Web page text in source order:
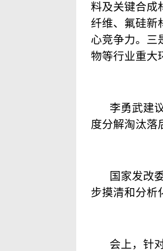
料及关键合成
纤维、氟硅新
心竞争力。三
物等行业重大
李勇武建
度分解淘汰落
国家发改
步摸清和分析
会上，针